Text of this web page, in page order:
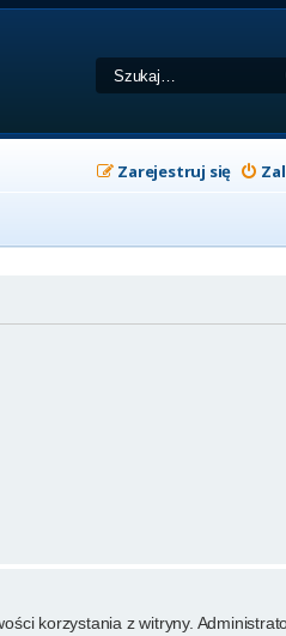
Zarejestruj się
korzystania z witryny.